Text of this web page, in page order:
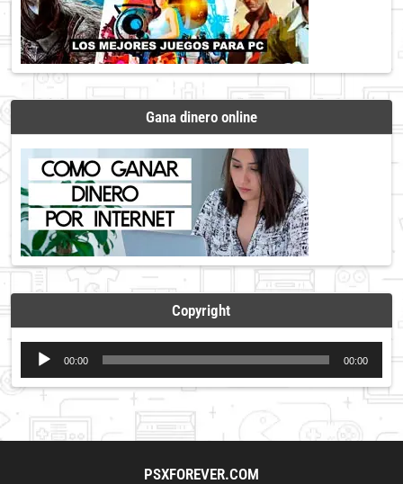
Gana dinero online
Copyright
Reproductor
de
audio
00:00 00:00
PSXFOREVER.COM